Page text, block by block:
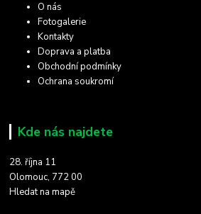
O nás
Fotogalerie
Kontakty
Doprava a platba
Obchodní podmínky
Ochrana soukromí
Kde nás najdete
28. října 11
Olomouc, 772 00
Hledat na mapě